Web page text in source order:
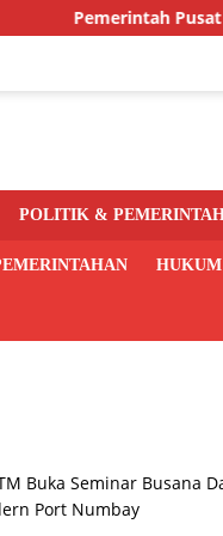
Pemerintah Pusat Bakal
POLITIK &